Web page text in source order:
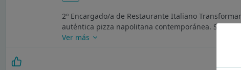
2º Encargado/a de Restaurante Italiano
auténtica pizza napolitana contemporánea.
Ver más